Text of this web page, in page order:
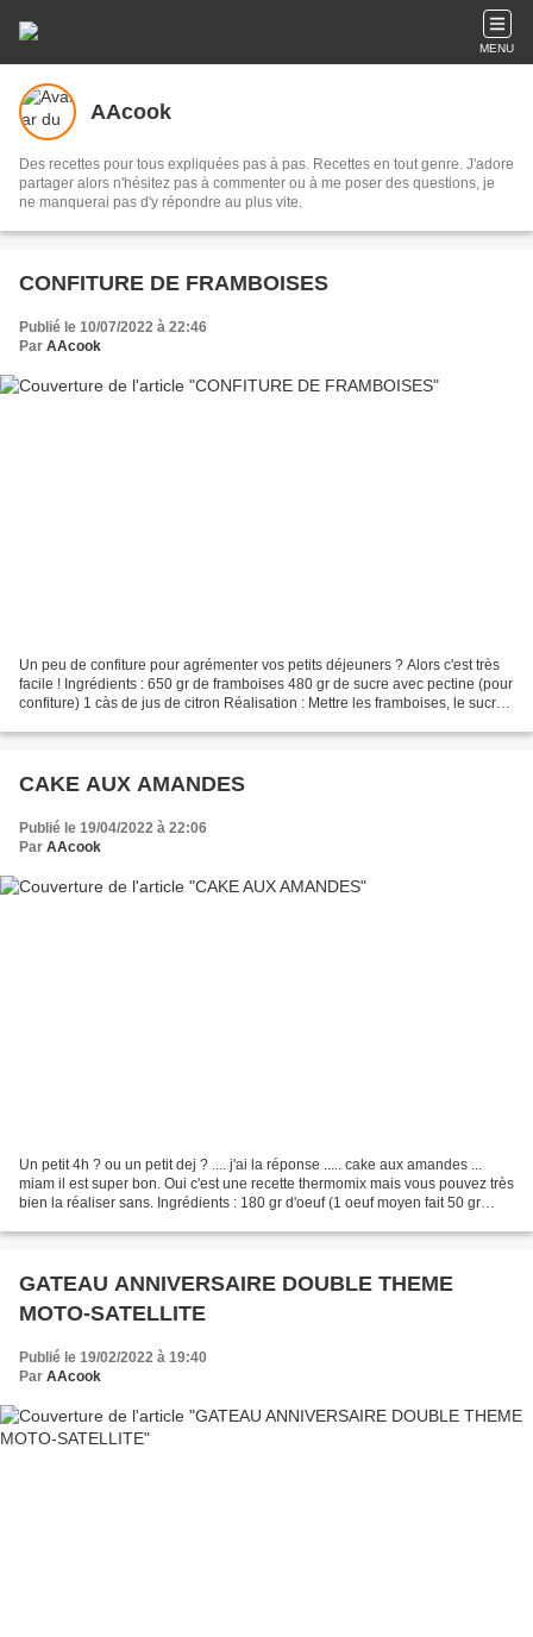
MENU
AAcook
Des recettes pour tous expliquées pas à pas. Recettes en tout genre. J'adore
partager alors n'hésitez pas à commenter ou à me poser des questions, je
ne manquerai pas d'y répondre au plus vite.
CONFITURE DE FRAMBOISES
Publié le 10/07/2022 à 22:46
Par AAcook
Un peu de confiture pour agrémenter vos petits déjeuners ? Alors c'est très
facile ! Ingrédients : 650 gr de framboises 480 gr de sucre avec pectine (pour
confiture) 1 càs de jus de citron Réalisation : Mettre les framboises, le sucre
CAKE AUX AMANDES
Publié le 19/04/2022 à 22:06
Par AAcook
Un petit 4h ? ou un petit dej ? .... j'ai la réponse ..... cake aux amandes ...
miam il est super bon. Oui c'est une recette thermomix mais vous pouvez très
bien la réaliser sans. Ingrédients : 180 gr d'oeuf (1 oeuf moyen fait 50 gr
GATEAU ANNIVERSAIRE DOUBLE THEME
MOTO-SATELLITE
Publié le 19/02/2022 à 19:40
Par AAcook